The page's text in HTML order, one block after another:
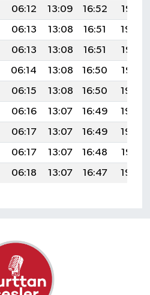
06:12 13:09 16:52
19:56
06:13 13:08 16:51
19:54
06:13 13:08 16:51
19:53
06:14 13:08 16:50
19:52
06:15 13:08 16:50
19:50
06:16 13:07 16:49
19:49
06:17 13:07 16:49
19:48
06:17 13:07 16:48
19:47
06:18 13:07 16:47 19:45